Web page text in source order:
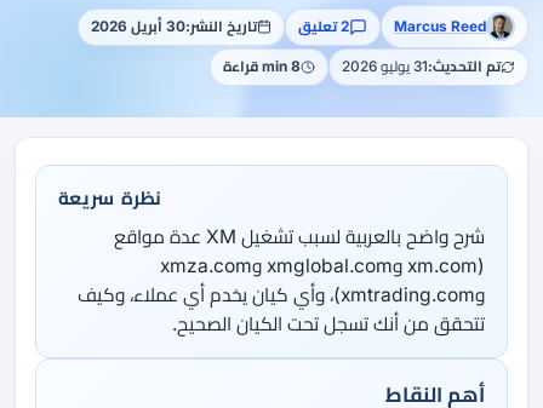
Marcus Reed 2 تعليق تاريخ النشر:30 أبريل 2026
تم التحديث:31 يوليو 2026 8 min قراءة
نظرة سريعة
شرح واضح بالعربية لسبب تشغيل XM عدة مواقع
(xm.com وxmglobal.com وxmza.com
وxmtrading.com)، وأي كيان يخدم أي عملاء، وكيف
تتحقق من أنك تسجل تحت الكيان الصحيح.
أهم النقاط